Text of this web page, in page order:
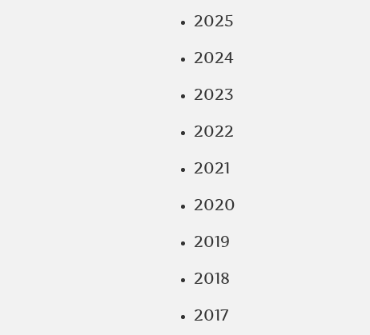
2025
2024
2023
2022
2021
2020
2019
2018
2017